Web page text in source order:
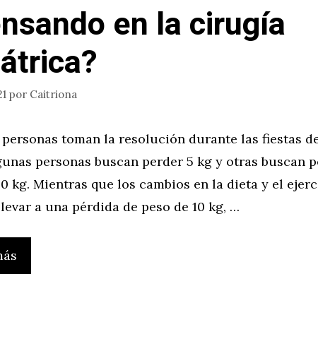
en la cirugía
por Caitriona
toman la resolución durante las fiestas
personas buscan perder 5 kg y otras buscan
kg. Mientras que los cambios en la dieta y el
a una pérdida de peso de 10 kg, …